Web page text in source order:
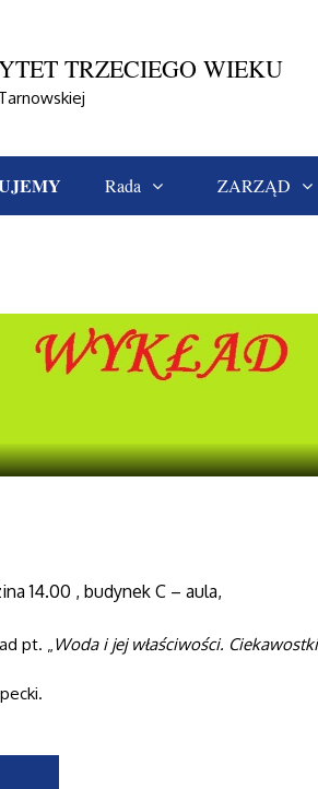
TRZECIEGO WIEKU
Rada ZARZĄD
14.00 , budynek C – aula,
pt. „Woda i jej właściwości.